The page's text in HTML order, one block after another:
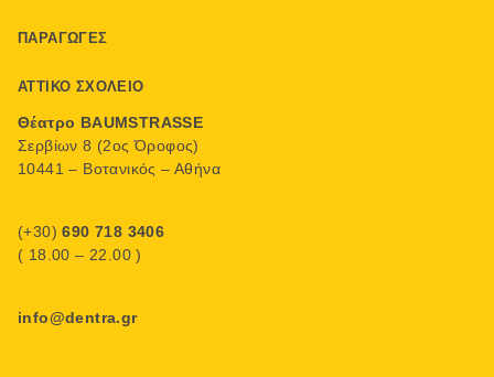
ΠΑΡΑΓΩΓΈΣ
ΑΤΤΙΚΌ ΣΧΟΛΕΊΟ
Θέατρο BAUMSTRASSE
Σερβίων 8 (2ος Όροφος)
10441 – Βοτανικός – Αθήνα
(+30)690 718 3406
( 18.00 – 22.00 )
info@dentra.gr